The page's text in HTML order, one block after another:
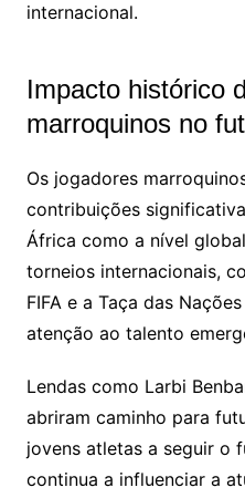
internacional.
Impacto histórico
marroquinos no
Os jogadores
contribuições
África como a nível
torneios internacionais,
FIFA e a Taça das
atenção ao talento
Lendas como Larbi
abriram caminho para
jovens atletas a seguir o
continua a influenciar a